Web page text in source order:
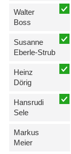
Walter
Boss
Susanne
Eberle-Strub
Heinz
Dörig
Hansrudi
Sele
Markus
Meier